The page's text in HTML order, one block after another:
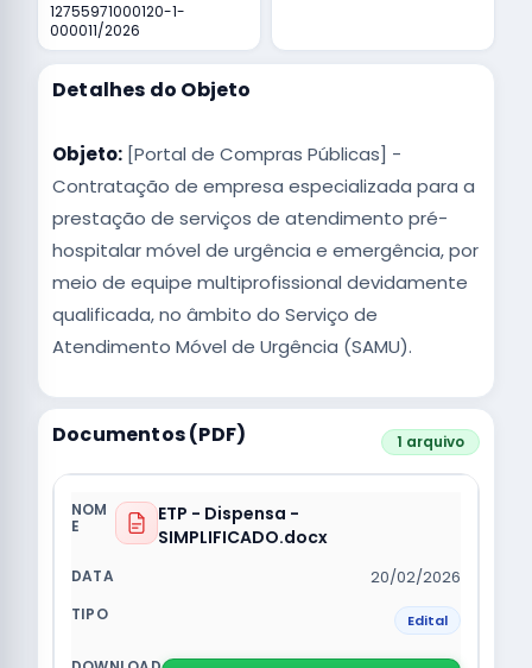
12755971000120-1-
000011/2026
Detalhes do Objeto
Objeto: [Portal de Compras Públicas] -
Contratação de empresa especializada para a
prestação de serviços de atendimento pré-
hospitalar móvel de urgência e emergência, por
meio de equipe multiprofissional devidamente
qualificada, no âmbito do Serviço de
Atendimento Móvel de Urgência (SAMU).
Documentos (PDF) 1 arquivo
ETP - Dispensa -
SIMPLIFICADO.docx
20/02/2026
Edital